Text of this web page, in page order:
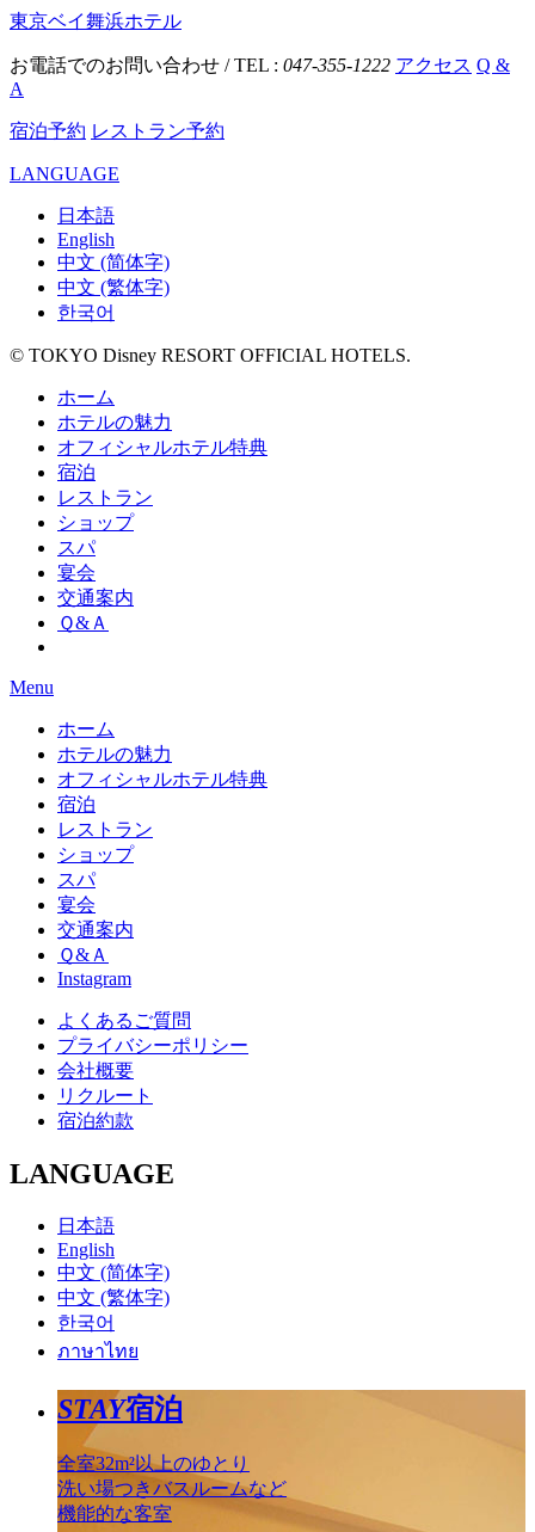
東京ベイ舞浜ホテル
お電話でのお問い合わせ / TEL : 047-355-1222 アクセス Q &
A
宿泊予約 レストラン予約
LANGUAGE
日本語
English
中文 (简体字)
中文 (繁体字)
한국어
© TOKYO Disney RESORT OFFICIAL HOTELS.
ホーム
ホテルの魅力
オフィシャルホテル特典
宿泊
レストラン
ショップ
スパ
宴会
交通案内
Ｑ&Ａ
Menu
ホーム
ホテルの魅力
オフィシャルホテル特典
宿泊
レストラン
ショップ
スパ
宴会
交通案内
Ｑ&Ａ
Instagram
よくあるご質問
プライバシーポリシー
会社概要
リクルート
宿泊約款
LANGUAGE
日本語
English
中文 (简体字)
中文 (繁体字)
한국어
ภาษาไทย
STAY宿泊
全室32m²以上のゆとり
洗い場つきバスルームなど
機能的な客室